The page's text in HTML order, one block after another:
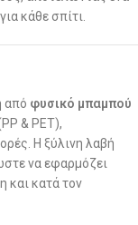
κάθε σπίτι.
από φυσικό μπαμπού
& PET),
Η ξύλινη λαβή
να εφαρμόζει
και κατά τον